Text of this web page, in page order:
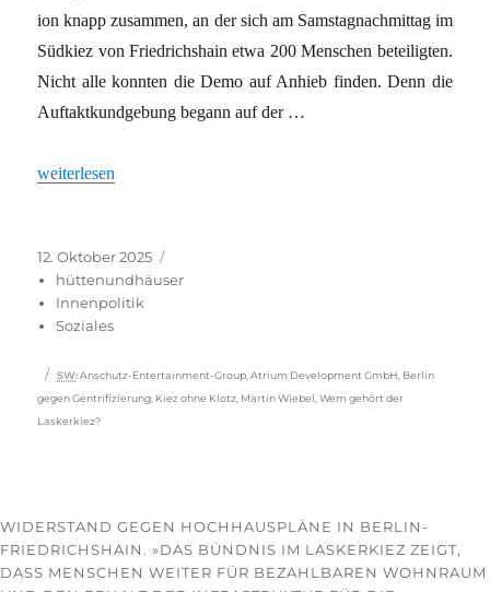
i­on knapp zusammen, an der sich am Samstagnachmittag im
Südkiez von Friedrichshain etwa 200 Menschen beteiligten.
Nicht alle konnten die Demo auf Anhieb finden. Denn die
Auftaktkundgebung begann auf der …
„Südkiez gegen teure Klötze“
weiterlesen
Veröffentlicht
am
12. Oktober 2025
hüttenundhäuser
Innenpolitik
Soziales
Schlagwörter
SW: Anschutz-Entertainment-Group ,Atrium Development GmbH Berlin
gegen Gentrifizierung Kiez ohne Klotz Martin Wiebel ,Wem gehört der
Laskerkiez?
WIDERSTAND GEGEN HOCHHAUSPLÄNE IN BERLIN-
FRIEDRICHSHAIN. »DAS BÜNDNIS IM LASKERKIEZ ZEIGT,
DASS MENSCHEN WEITER FÜR BEZAHLBAREN WOHNRAUM